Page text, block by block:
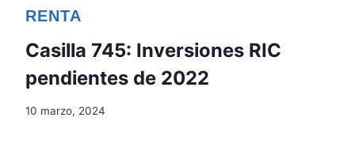
RENTA
Casilla 745: Inversiones RIC
pendientes de 2022
10 marzo, 2024